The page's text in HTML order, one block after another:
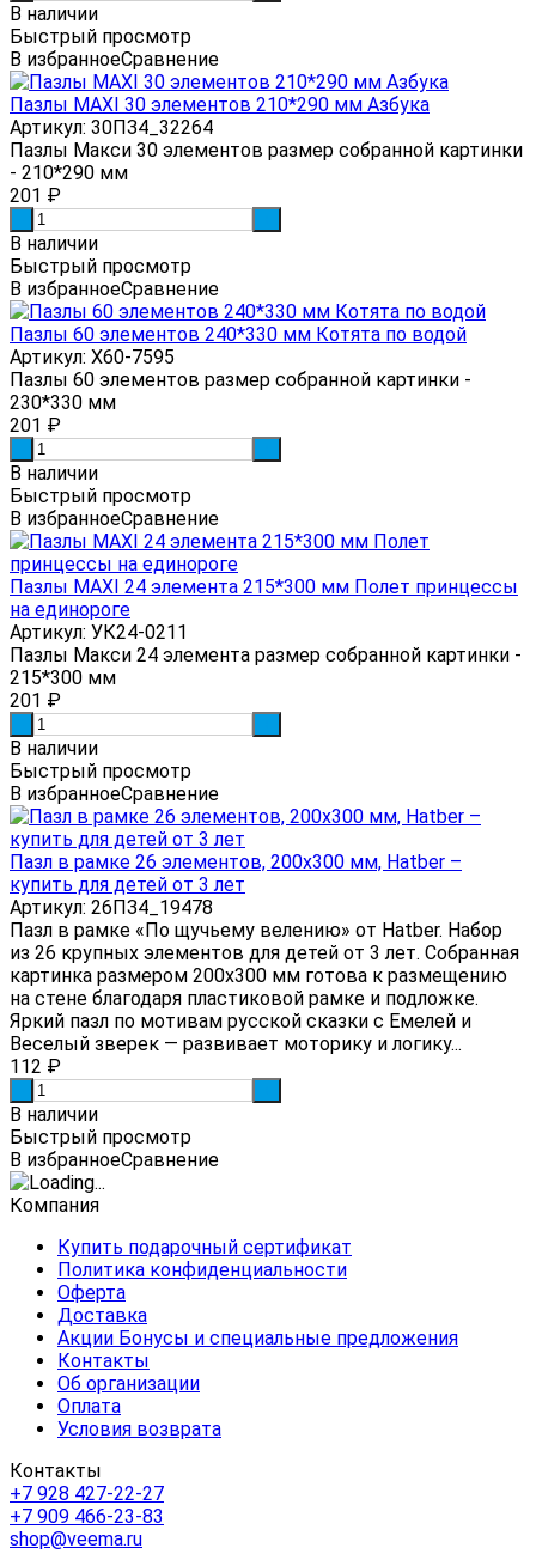
В наличии
Быстрый просмотр
В избранноеСравнение
Пазлы MAXI 30 элементов 210*290 мм Азбука
Артикул: 30ПЗ4_32264
Пазлы Макси 30 элементов размер собранной картинки
- 210*290 мм
201 ₽
В наличии
Быстрый просмотр
В избранноеСравнение
Пазлы 60 элементов 240*330 мм Котята по водой
Артикул: Х60-7595
Пазлы 60 элементов размер собранной картинки -
230*330 мм
201 ₽
В наличии
Быстрый просмотр
В избранноеСравнение
Пазлы MAXI 24 элемента 215*300 мм Полет принцессы
на единороге
Артикул: УК24-0211
Пазлы Макси 24 элемента размер собранной картинки -
215*300 мм
201 ₽
В наличии
Быстрый просмотр
В избранноеСравнение
Пазл в рамке 26 элементов, 200x300 мм, Hatber –
купить для детей от 3 лет
Артикул: 26ПЗ4_19478
Пазл в рамке «По щучьему велению» от Hatber. Набор
из 26 крупных элементов для детей от 3 лет. Собранная
картинка размером 200x300 мм готова к размещению
на стене благодаря пластиковой рамке и подложке.
Яркий пазл по мотивам русской сказки с Емелей и
Веселый зверек — развивает моторику и логику...
112 ₽
В наличии
Быстрый просмотр
В избранноеСравнение
Компания
Купить подарочный сертификат
Политика конфиденциальности
Оферта
Доставка
Акции Бонусы и специальные предложения
Контакты
Об организации
Оплата
Условия возврата
Контакты
+7 928 427-22-27
+7 909 466-23-83
shop@veema.ru